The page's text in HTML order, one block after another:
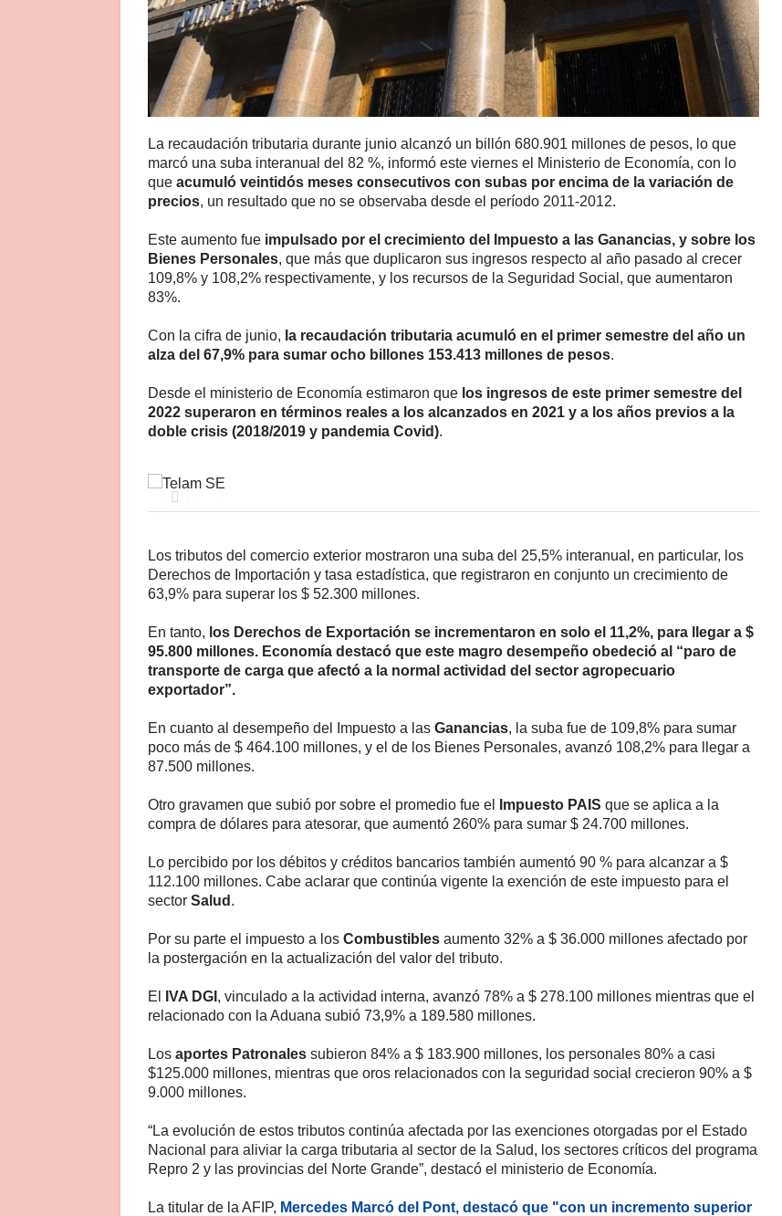
La recaudación tributaria durante junio alcanzó un billón 680.901 millones de pesos, lo que
marcó una suba interanual del 82 %, informó este viernes el Ministerio de Economía, con lo
que acumuló veintidós meses consecutivos con subas por encima de la variación de
precios, un resultado que no se observaba desde el período 2011-2012.
Este aumento fue impulsado por el crecimiento del Impuesto a las Ganancias, y sobre los
Bienes Personales, que más que duplicaron sus ingresos respecto al año pasado al crecer
109,8% y 108,2% respectivamente, y los recursos de la Seguridad Social, que aumentaron
83%.
Con la cifra de junio, la recaudación tributaria acumuló en el primer semestre del año un
alza del 67,9% para sumar ocho billones 153.413 millones de pesos.
Desde el ministerio de Economía estimaron que los ingresos de este primer semestre del
2022 superaron en términos reales a los alcanzados en 2021 y a los años previos a la
doble crisis (2018/2019 y pandemia Covid).
Los tributos del comercio exterior mostraron una suba del 25,5% interanual, en particular, los
Derechos de Importación y tasa estadística, que registraron en conjunto un crecimiento de
63,9% para superar los $ 52.300 millones.
En tanto, los Derechos de Exportación se incrementaron en solo el 11,2%, para llegar a $
95.800 millones. Economía destacó que este magro desempeño obedeció al “paro de
transporte de carga que afectó a la normal actividad del sector agropecuario
exportador”.
En cuanto al desempeño del Impuesto a las Ganancias, la suba fue de 109,8% para sumar
poco más de $ 464.100 millones, y el de los Bienes Personales, avanzó 108,2% para llegar a
87.500 millones.
Otro gravamen que subió por sobre el promedio fue el Impuesto PAIS que se aplica a la
compra de dólares para atesorar, que aumentó 260% para sumar $ 24.700 millones.
Lo percibido por los débitos y créditos bancarios también aumentó 90 % para alcanzar a $
112.100 millones. Cabe aclarar que continúa vigente la exención de este impuesto para el
sector Salud .
Por su parte el impuesto a los Combustibles aumento 32% a $ 36.000 millones afectado por
la postergación en la actualización del valor del tributo.
El IVA DGI , vinculado a la actividad interna, avanzó 78% a $ 278.100 millones mientras que el
relacionado con la Aduana subió 73,9% a 189.580 millones.
Los aportes Patronales subieron 84% a $ 183.900 millones, los personales 80% a casi
$125.000 millones, mientras que oros relacionados con la seguridad social crecieron 90% a $
9.000 millones.
“La evolución de estos tributos continúa afectada por las exenciones otorgadas por el Estado
Nacional para aliviar la carga tributaria al sector de la Salud, los sectores críticos del programa
Repro 2 y las provincias del Norte Grande”, destacó el ministerio de Economía.
La titular de la AFIP, Mercedes Marcó del Pont, destacó que "con un incremento superior